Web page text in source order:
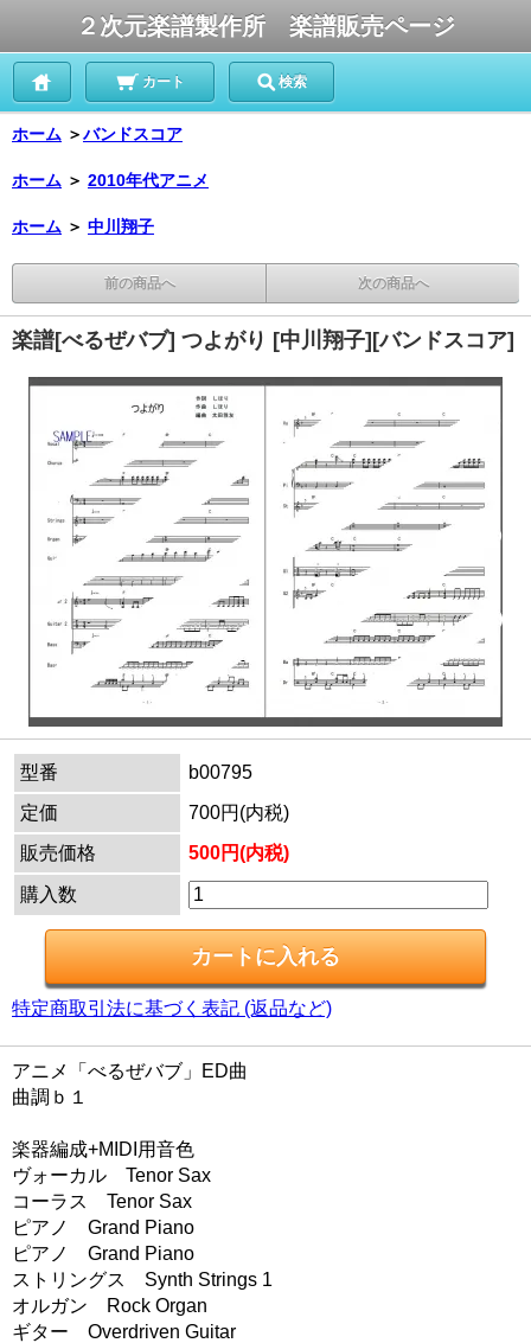
２次元楽譜製作所 楽譜販売ページ
カート 検索
ホーム ＞バンドスコア
ホーム ＞ 2010年代アニメ
ホーム ＞ 中川翔子
前の商品へ 次の商品へ
楽譜[べるぜバブ] つよがり [中川翔子][バンドスコア]
型番
b00795
定価
700円(内税)
販売価格
500円(内税)
購入数
特定商取引法に基づく表記 (返品など)
アニメ「べるぜバブ」ED曲
曲調ｂ１
楽器編成+MIDI用音色
ヴォーカル Tenor Sax
コーラス Tenor Sax
ピアノ Grand Piano
ピアノ Grand Piano
ストリングス Synth Strings 1
オルガン Rock Organ
ギター Overdriven Guitar